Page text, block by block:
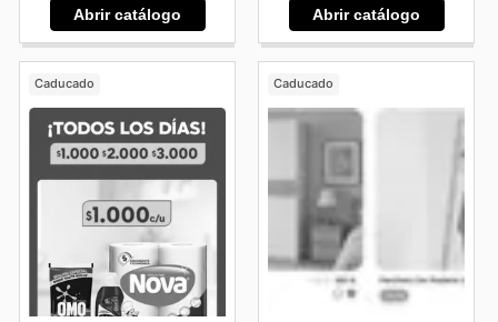
Abrir catálogo Abrir catálogo
Caducado Caducado